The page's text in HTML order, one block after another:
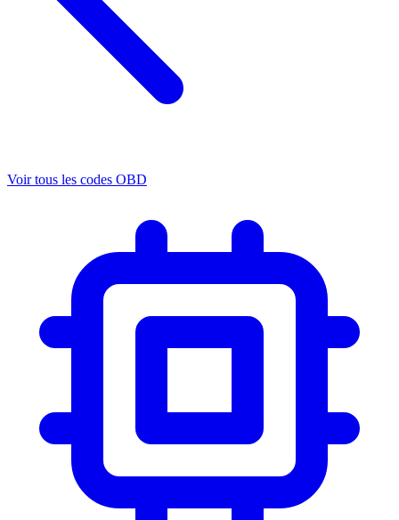
Voir tous les codes OBD